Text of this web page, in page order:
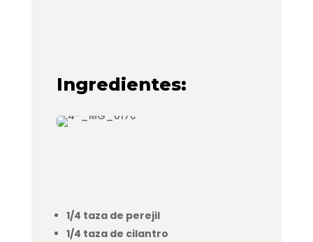
Ingredientes:
1/4 taza de perejil
1/4 taza de cilantro